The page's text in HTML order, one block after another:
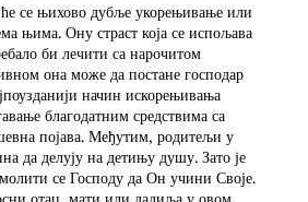
се њихово дубље укорењивање или
њима. Ону страст која се испољава
би лечити са нарочитом
она може да постане господар
начин искорењивања
благодатним средствима са
појава. Међутим, родитељи у
да делују на детињу душу. Зато је
се Господу да Он учини Своје.